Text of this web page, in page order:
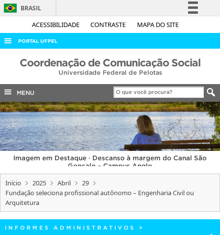
ACESSIBILIDADE CONTRASTE MAPA DO SITE
BRASIL
Simplifique!
Acesso à informação
Legislação
Canais
PORTAL UFPEL
ACESSO À INFORMAÇÃO
COBALTO
CONCURSOS
EDITAIS
INTERNACIONAL
OUVIDORIA
PORTARIAS
TELEFONES
Coordenação de Comunicação Social
Universidade Federal de Pelotas
MENU
Imagem em Destaque · Descanso à margem do Canal São
Gonçalo – Campus Anglo
Início 2025 Abril
29
Fundação seleciona profissional autônomo – Engenharia Civil ou
Arquitetura
INFORMES ADMINISTRATIVOS >